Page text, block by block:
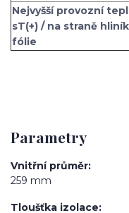
Nejvyšší provozní
sT(+) / na straně
fólie
Parametry
Vnitřní průměr
259 mm
Tloušťka izolace